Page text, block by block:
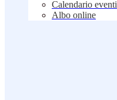
Calendario eventi
Albo online